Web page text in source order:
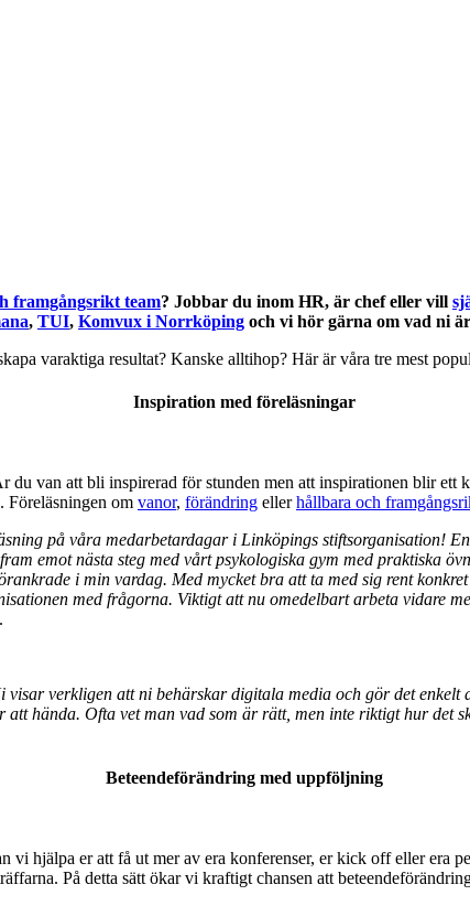
framgångsrikt team? Jobbar du inom HR, är chef eller vill
, TUI, Komvux i Norrköping och vi hör gärna om vad ni
varaktiga resultat? Kanske alltihop? Här är våra tre mest
Inspiration med föreläsningar
van att bli inspirerad för stunden men att inspirationen blir ett
Föreläsningen om vanor, förändring ellerhållbara och
på våra medarbetardagar i Linköpings stiftsorganisation!
emot nästa steg med vårt psykologiska gym med praktiska
i min vardag. Med mycket bra att ta med sig rent
med frågorna. Viktigt att nu omedelbart arbeta vidare
verkligen att ni behärskar digitala media och gör det
hända. Ofta vet man vad som är rätt, men inte riktigt hur det
Beteendeförändring med uppföljning
vi hjälpa er att få ut mer av era konferenser, er kick off eller era
På detta sätt ökar vi kraftigt chansen att